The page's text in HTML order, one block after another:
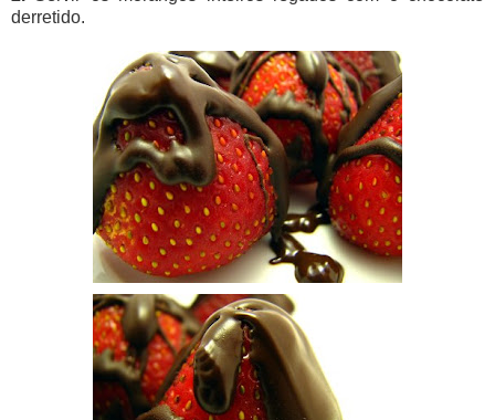
derretido.